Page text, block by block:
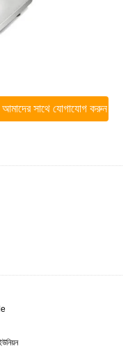
আমাদের সাথে যোগাযোগ করুন